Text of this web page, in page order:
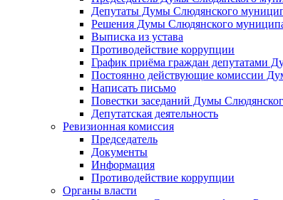
Депутаты Думы Слюдянского
Решения Думы Слюдянского
Выписка из устава
Противодействие коррупции
График приёма граждан депутатами
Постоянно действующие комиссии
Написать письмо
Повестки заседаний Думы
Депутатская деятельность
Ревизионная комиссия
Председатель
Документы
Информация
Противодействие коррупции
Органы власти